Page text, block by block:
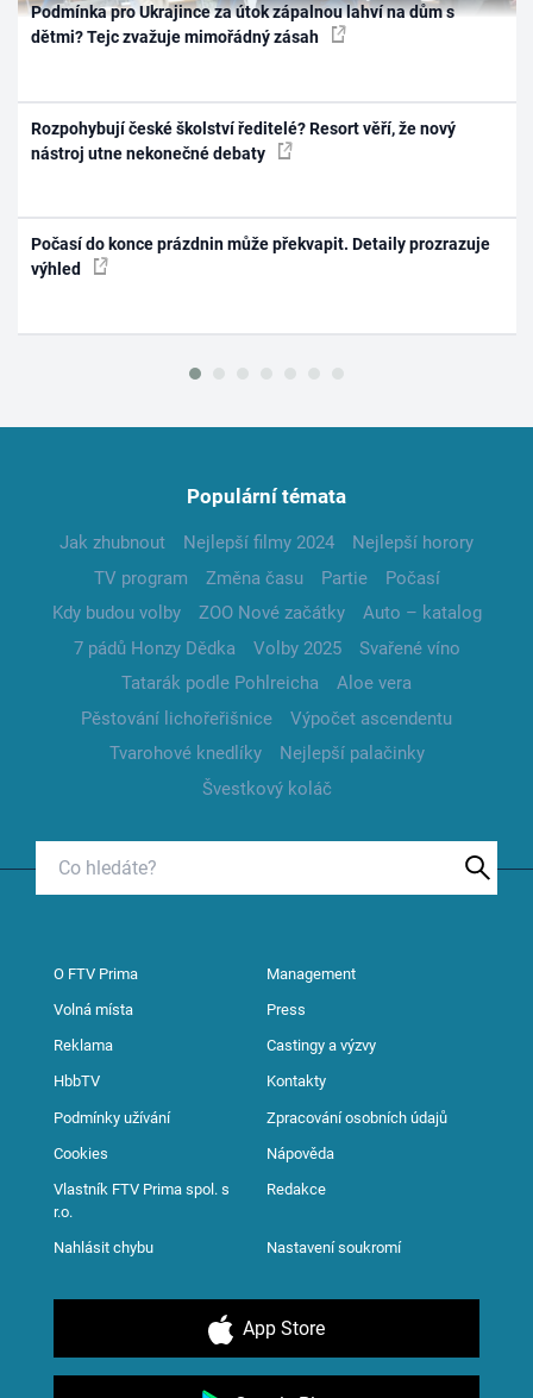
Podmínka pro Ukrajince za útok zápalnou lahví na dům s
dětmi? Tejc zvažuje mimořádný zásah
Rozpohybují české školství ředitelé? Resort věří, že nový
nástroj utne nekonečné debaty
Počasí do konce prázdnin může překvapit. Detaily prozrazuje
výhled
Populární témata
Jak zhubnout Nejlepší filmy 2024
Nejlepší horory
TV program
Změna času Partie
Počasí
Kdy budou volby
ZOO Nové začátky
Auto – katalog
7 pádů Honzy Dědka
Volby 2025
Svařené víno
Tatarák podle Pohlreicha
Aloe vera
Pěstování lichořeřišnice
Výpočet ascendentu
Tvarohové knedlíky
Nejlepší palačinky
Švestkový koláč
O FTV Prima Management
Volná místa Press
Reklama Castingy a výzvy
HbbTV Kontakty
Podmínky užívání Zpracování osobních údajů
Cookies Nápověda
Vlastník FTV Prima spol. s
r.o.
Redakce
Nahlásit chybu Nastavení soukromí
App Store